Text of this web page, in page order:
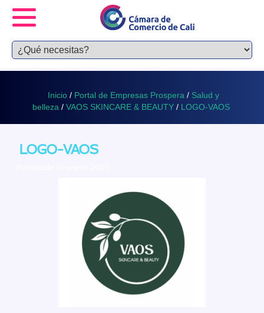
Inicio / Portal de Empresas Prospera / Salud y
belleza / VAOS SKINCARE & BEAUTY / LOGO-VAOS
LOGO-VAOS